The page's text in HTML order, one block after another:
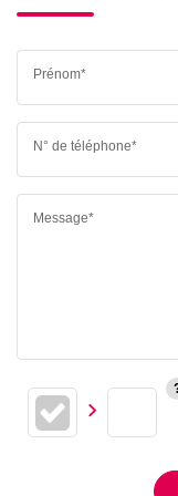
Prénom*
N° de téléphone*
Message*